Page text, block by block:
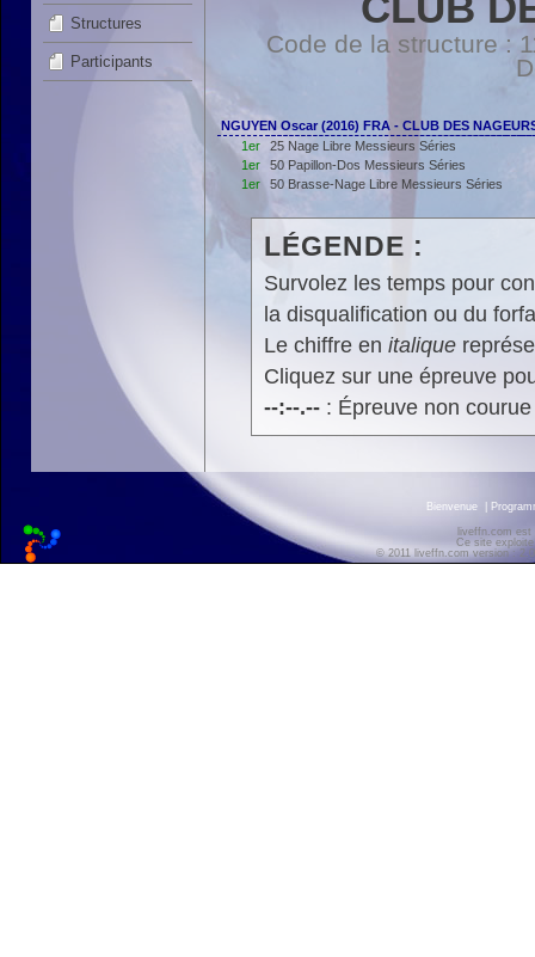
Structures
Participants
Code de la structure :
NGUYEN Oscar (2016) FRA - CLUB DES
1er
25 Nage Libre Messieurs Séries
1er
50 Papillon-Dos Messieurs Séries
1er
50 Brasse-Nage Libre Messieurs Séries
LÉGENDE :
Survolez les temps pour
la disqualification ou du
Le chiffre en italique
Cliquez sur une épreuve
--:--.--: Épreuve non
Bienvenue
liveffn.com est
Ce site
© 2011 liveffn.com version :